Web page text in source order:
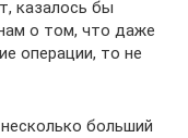
казалось бы
о том, что даже
операции, то не
больший